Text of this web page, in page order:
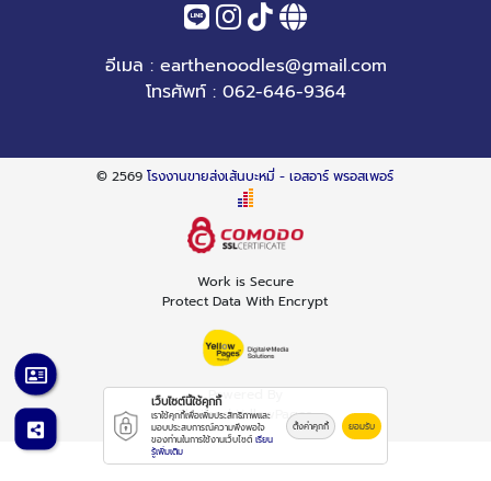
อีเมล : earthenoodles@gmail.com
โทรศัพท์ : 062-646-9364
© 2569โรงงานขายส่งเส้นบะหมี่ - เอสอาร์ พรอสเพอร์
Work is Secure
Protect Data With Encrypt
Powered By
Thailand YellowPages
เว็บไซต์นี้ใช้คุกกี้
เราใช้คุกกี้เพื่อเพิ่มประสิทธิภาพและ
มอบประสบการณ์ความพึงพอใจ
ของท่านในการใช้งานเว็บไซต์ เรียน
รู้เพิ่มเติม
ตั้งค่าคุกกี้ ยอมรับ